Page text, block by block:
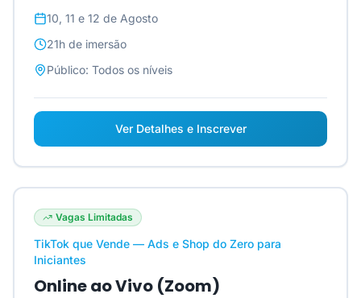
10, 11 e 12 de Agosto
21h de imersão
Público: Todos os níveis
Ver Detalhes e Inscrever
Vagas Limitadas
TikTok que Vende — Ads e Shop do Zero para
Iniciantes
Online ao Vivo (Zoom)